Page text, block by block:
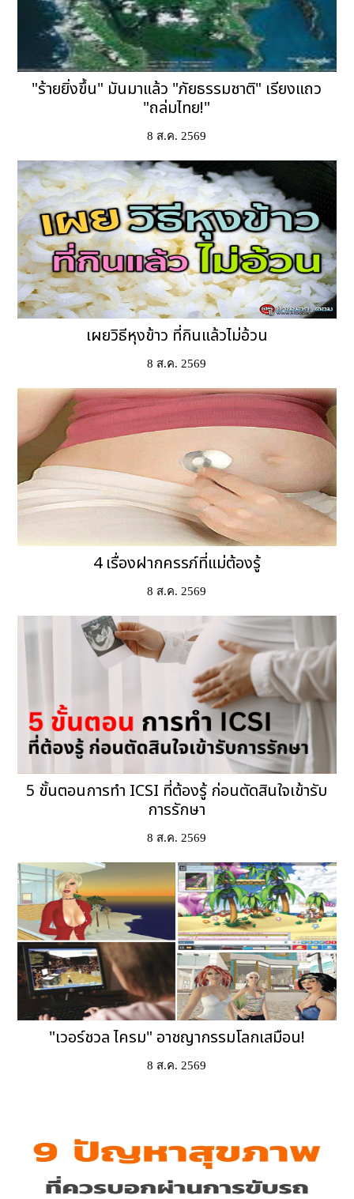
"ร้ายยิ่งขึ้น" มันมาแล้ว "ภัยธรรมชาติ" เรียงแถว
"ถล่มไทย!"
8 ส.ค. 2569
เผยวิธีหุงข้าว ที่กินแล้วไม่อ้วน
8 ส.ค. 2569
4 เรื่องฝากครรภ์ที่แม่ต้องรู้
8 ส.ค. 2569
5 ขั้นตอนการทำ ICSI ที่ต้องรู้ ก่อนตัดสินใจเข้ารับ
การรักษา
8 ส.ค. 2569
"เวอร์ชวล ไครม" อาชญากรรมโลกเสมือน!
8 ส.ค. 2569